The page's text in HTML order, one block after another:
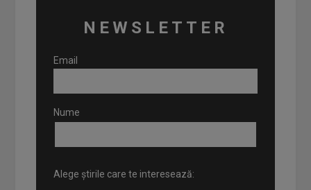
NEWSLETTER
Email
Nume
Alege știrile care te interesează: